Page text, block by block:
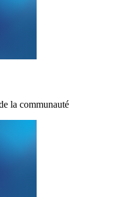
la communauté